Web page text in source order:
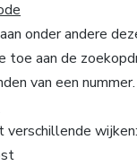
onder andere
toe aan de
van een nummer.